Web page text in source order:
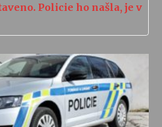
Policie ho našla, je v